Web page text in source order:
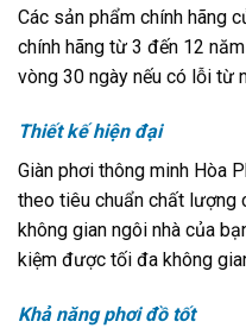
Các sản phẩm chính hãng
chính hãng từ 3 đến 12
vòng 30 ngày nếu có lỗi từ
Thiết kế hiện đại
Giàn phơi thông minh Hòa
theo tiêu chuẩn chất lượng
không gian ngôi nhà của
kiệm được tối đa không
Khả năng phơi đồ tốt